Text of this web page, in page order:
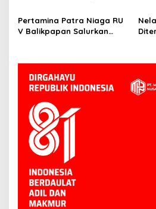
Kompeten untuk Indonesia
Pertamina Patra Niaga RU
V Balikpapan Salurkan